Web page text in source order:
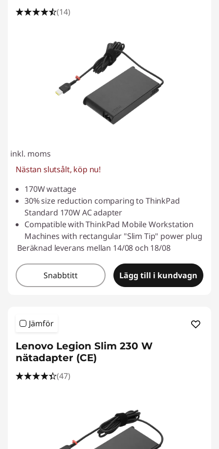
(14)
inkl. moms
Nästan slutsålt, köp nu!
170W wattage
30% size reduction comparing to ThinkPad
Standard 170W AC adapter
Compatible with ThinkPad Mobile Workstation
Machines with rectangular "Slim Tip" power plug
Beräknad leverans mellan 14/08 och 18/08
Snabbtitt Lägg till i kundvagn
Jämför
Lenovo Legion Slim 230 W
nätadapter (CE)
(47)